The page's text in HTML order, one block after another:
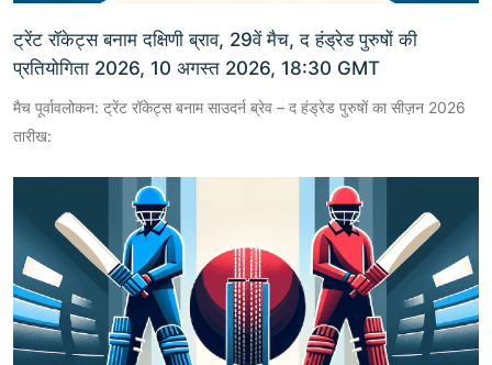
ट्रेंट रॉकेट्स बनाम दक्षिणी ब्राव, 29वें मैच, द हंड्रेड पुरुषों की
प्रतियोगिता 2026, 10 अगस्त 2026, 18:30 GMT
मैच पूर्वावलोकन: ट्रेंट रॉकेट्स बनाम साउदर्न ब्रेव – द हंड्रेड पुरुषों का सीज़न 2026
तारीख: